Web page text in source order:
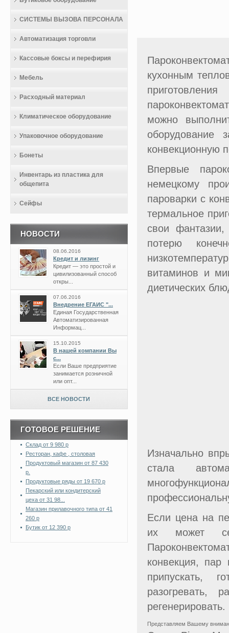
кухонным
можно
оборудование
конвекционную
Впервые
немецкому
пароварки с
термальное
свои фантазии,
потерю
витаминов и
диетических
Изначально
стала
Если цена на
их может
конвекция, пар
припускать,
разогревать,
регенерировать.
Представляем Вашему
СИСТЕМЫ ВЫЗОВА ПЕРСОНАЛА
Автоматизация торговли
Кассовые боксы и перефирия
Мебель
Расходный материал
Климатическое оборудование
Упаковочное оборудование
Бонеты
Инвентарь из пластика для
общепита
Сейфы
НОВОСТИ
08.06.2016
Кредит и лизинг
Кредит — это простой и
цивилизованный способ
откры...
07.06.2016
Внедрение ЕГАИС "...
Единая Государственная
Автоматизированная
Информац...
15.10.2015
В нашей компании Вы
с...
Если Ваше предприятие
занимается розничной
или опт...
ВСЕ НОВОСТИ
ГОТОВОЕ РЕШЕНИЕ
Склад от 9 980 р
Ресторан, кафе , столовая
Продуктовый магазин от 87 430
р.
Продуктовые ряды от 19 670 р
Пекарский или кондитерский
цеха от 31 98...
Магазин прилавочного типа от 41
260 р
Бутик от 12 390 р